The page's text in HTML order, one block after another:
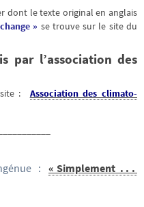
dont le texte original en anglais
» se trouve sur le site du
par l’association des
: Association des climato-
:« Simplement . . .